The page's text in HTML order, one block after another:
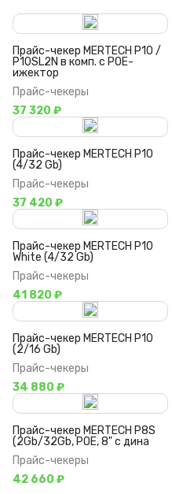
Прайс-чекер MERTECH P10 /
P10SL2N в комп. с POE-
ижектор
Прайс-чекеры
37 320 ₽
Прайс-чекер MERTECH P10
(4/32 Gb)
Прайс-чекеры
37 420 ₽
Прайс-чекер MERTECH P10
White (4/32 Gb)
Прайс-чекеры
41 820 ₽
Прайс-чекер MERTECH P10
(2/16 Gb)
Прайс-чекеры
34 880 ₽
Прайс-чекер MERTECH P8S
(2Gb/32Gb, POE, 8" с дина
Прайс-чекеры
42 660 ₽